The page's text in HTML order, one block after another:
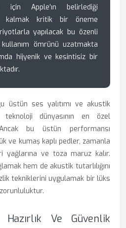
için Apple’ın belirlediği
kalmak kritik bir öneme
yapılacak bu özenli
kullanım ömrünü uzatmakta
hijyenik ve kesintisiz bir
üstün ses yalıtımı ve akustik
dünyasının en özel
bu üstün performansı
ve kumaş kaplı pedler, zamanla
yağlarına ve toza maruz kalır.
hem de akustik tutarlılığını
tekniklerini uygulamak bir lüks
Ve Güvenlik